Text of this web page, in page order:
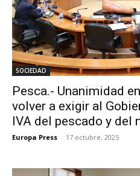
SOCIEDAD
Pesca.- Unanimidad
volver a exigir al
IVA del pescado y del
Europa Press - 17 octubre, 2025